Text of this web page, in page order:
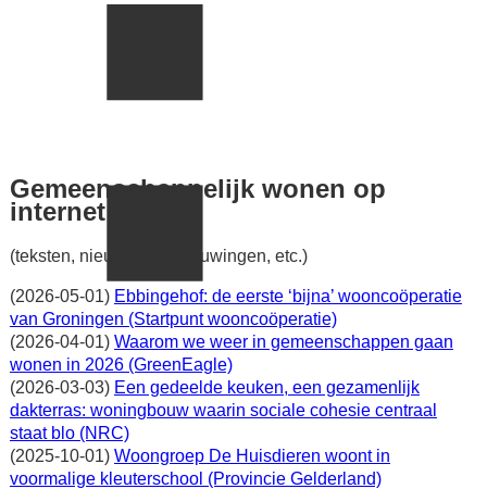
Gemeenschappelijk wonen op
internet
(teksten, nieuws, beschouwingen, etc.)
(2026-05-01) Ebbingehof: de eerste ‘bijna’ wooncoöperatie
van Groningen (Startpunt wooncoöperatie)
(2026-04-01) Waarom we weer in gemeenschappen gaan
wonen in 2026 (GreenEagle)
(2026-03-03) Een gedeelde keuken, een gezamenlijk
dakterras: woningbouw waarin sociale cohesie centraal
staat blo (NRC)
(2025-10-01) Woongroep De Huisdieren woont in
voormalige kleuterschool (Provincie Gelderland)